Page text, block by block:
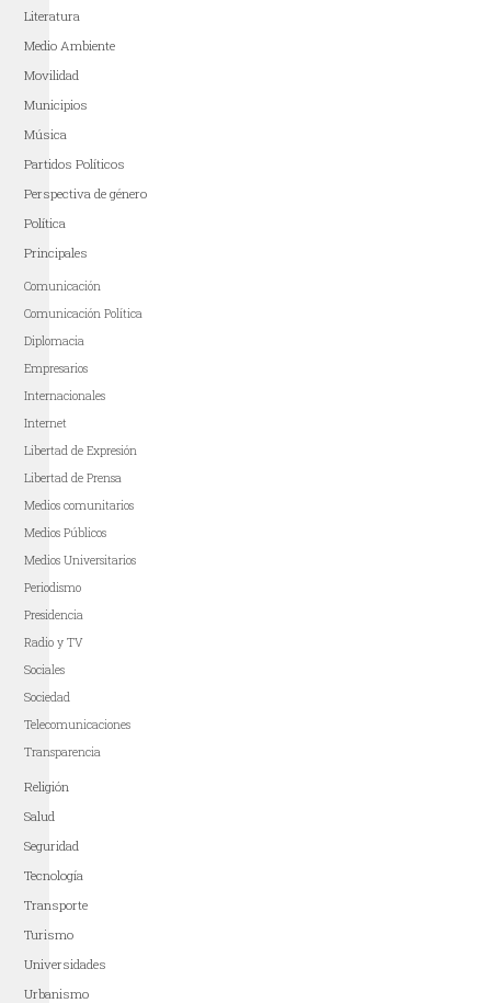
Literatura
Medio Ambiente
Movilidad
Municipios
Música
Partidos Políticos
Perspectiva de género
Política
Principales
Comunicación
Comunicación Política
Diplomacia
Empresarios
Internacionales
Internet
Libertad de Expresión
Libertad de Prensa
Medios comunitarios
Medios Públicos
Medios Universitarios
Periodismo
Presidencia
Radio y TV
Sociales
Sociedad
Telecomunicaciones
Transparencia
Religión
Salud
Seguridad
Tecnología
Transporte
Turismo
Universidades
Urbanismo